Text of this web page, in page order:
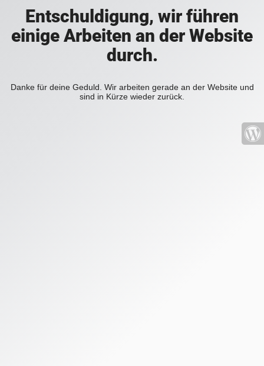
Entschuldigung, wir führen
einige Arbeiten an der Website
durch.
Danke für deine Geduld. Wir arbeiten gerade an der Website und
sind in Kürze wieder zurück.